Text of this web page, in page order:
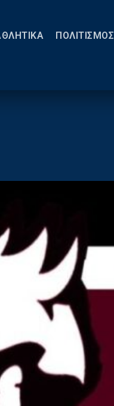
ΠΟΛΙΤΙΣΜΟΣ